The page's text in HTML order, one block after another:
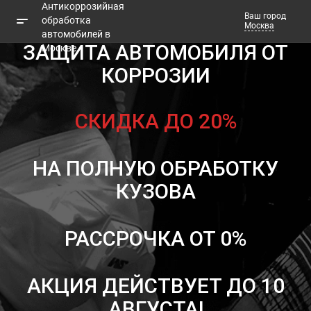
Ваш город
Москва
ЗАЩИТА АВТОМОБИЛЯ ОТ
КОРРОЗИИ
СКИДКА ДО 20%
НА ПОЛНУЮ ОБРАБОТКУ
КУЗОВА
РАССРОЧКА ОТ 0%
АКЦИЯ ДЕЙСТВУЕТ ДО 10
Телефоны
Заказать звонок